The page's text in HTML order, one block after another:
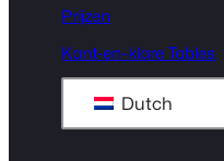
Prijzen
Kant-en-klare Tables
Dutch